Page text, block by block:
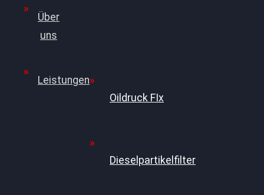
Über
uns
Leistungen
Oildruck FIx
Dieselpartikelfilter